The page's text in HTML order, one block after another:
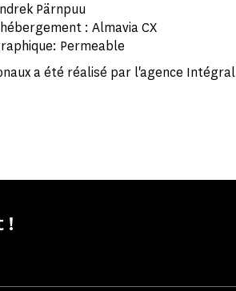
Pärnpuu
: Almavia CX
Permeable
a été réalisé par l'agence Intégral
!